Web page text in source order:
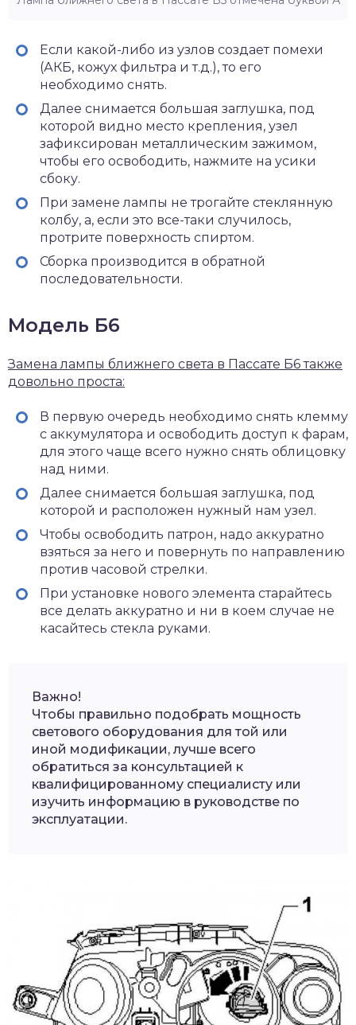
Если какой-либо из узлов создает помехи
(АКБ, кожух фильтра и т.д.), то его
необходимо снять.
Далее снимается большая заглушка, под
которой видно место крепления, узел
зафиксирован металлическим зажимом,
чтобы его освободить, нажмите на усики
сбоку.
При замене лампы не трогайте стеклянную
колбу, а, если это все-таки случилось,
протрите поверхность спиртом.
Сборка производится в обратной
последовательности.
Модель Б6
Замена лампы ближнего света в Пассате Б6 также
довольно проста:
В первую очередь необходимо снять клемму
с аккумулятора и освободить доступ к фарам,
для этого чаще всего нужно снять облицовку
над ними.
Далее снимается большая заглушка, под
которой и расположен нужный нам узел.
Чтобы освободить патрон, надо аккуратно
взяться за него и повернуть по направлению
против часовой стрелки.
При установке нового элемента старайтесь
все делать аккуратно и ни в коем случае не
касайтесь стекла руками.
Важно!
Чтобы правильно подобрать мощность
светового оборудования для той или
иной модификации, лучше всего
обратиться за консультацией к
квалифицированному специалисту или
изучить информацию в руководстве по
эксплуатации.